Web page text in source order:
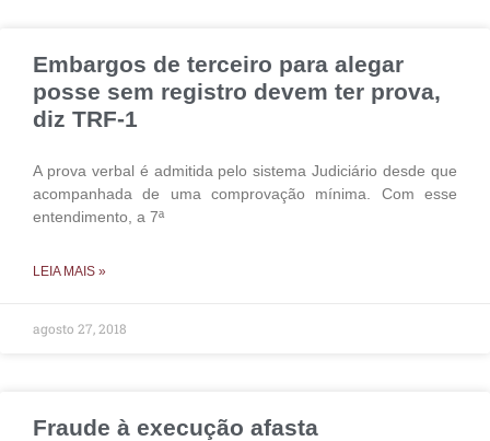
Embargos de terceiro para alegar
posse sem registro devem ter prova,
diz TRF-1
A prova verbal é admitida pelo sistema Judiciário desde que
acompanhada de uma comprovação mínima. Com esse
entendimento, a 7ª
LEIA MAIS »
agosto 27, 2018
Fraude à execução afasta